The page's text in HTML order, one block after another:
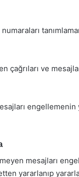
ve
engellemenin
mesajları
yararlanıp